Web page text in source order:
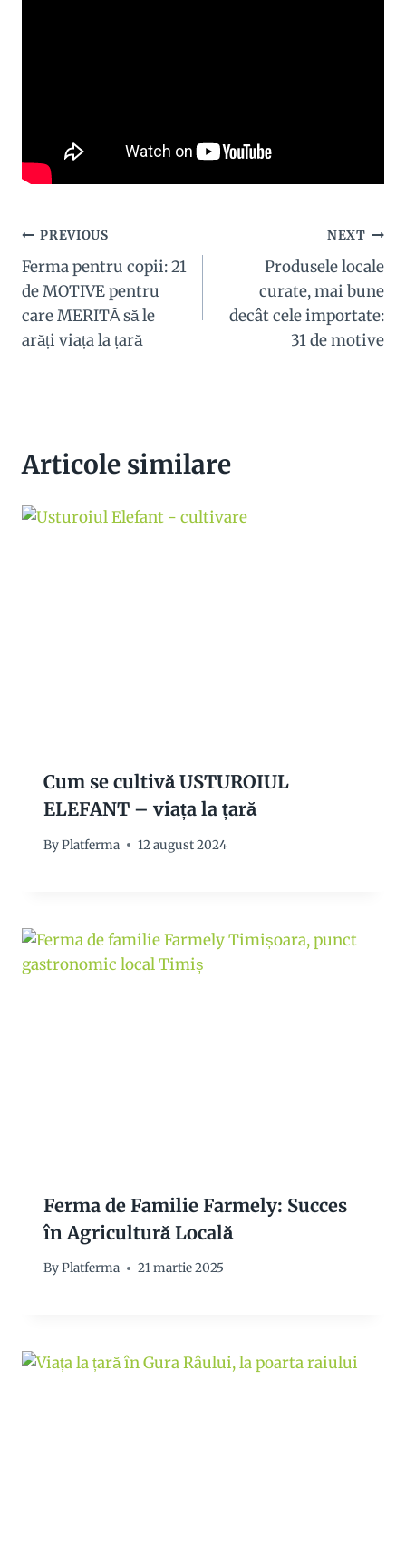
Navigare
în
articole
PREVIOUS
Ferma pentru copii: 21
de MOTIVE pentru
care MERITĂ să le
arăți viața la țară
NEXT
Produsele locale
curate, mai bune
decât cele importate:
31 de motive
Articole similare
Cum se cultivă USTUROIUL
ELEFANT – viața la țară
ByPlatferma 12 august 2024
Ferma de Familie Farmely: Succes
în Agricultură Locală
ByPlatferma 21 martie 2025